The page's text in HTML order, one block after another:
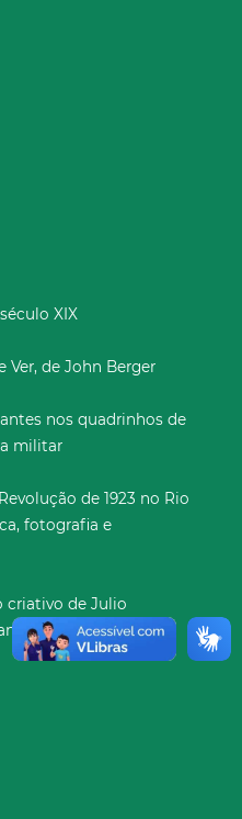
XIX
Ver, de John Berger
nos quadrinhos de
militar
de 1923 no Rio
fotografia e
criativo de Julio